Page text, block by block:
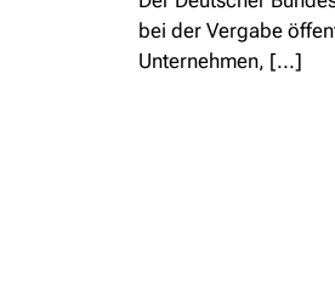
bei der Vergabe
Unternehmen, [...]